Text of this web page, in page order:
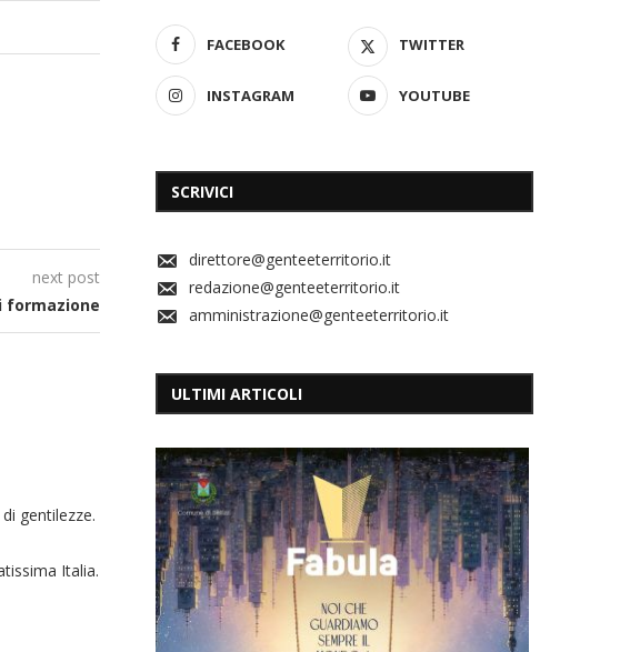
next post
formazione
gentilezze.
Italia.
FACEBOOK TWITTER
INSTAGRAM YOUTUBE
SCRIVICI
direttore@genteeterritorio.it
redazione@genteeterritorio.it
amministrazione@genteeterritorio.it
ULTIMI ARTICOLI